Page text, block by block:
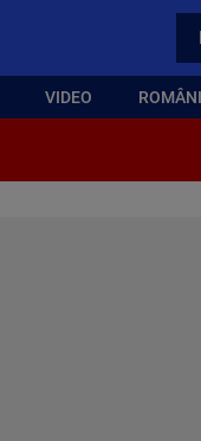
VIDEO